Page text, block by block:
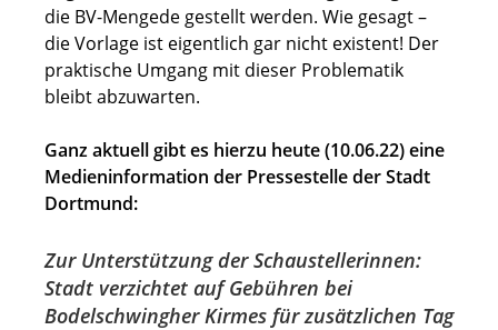
die BV-Mengede gestellt werden. Wie gesagt –
die Vorlage ist eigentlich gar nicht existent! Der
praktische Umgang mit dieser Problematik
bleibt abzuwarten.
Ganz aktuell gibt es hierzu heute (10.06.22) eine
Medieninformation der Pressestelle der Stadt
Dortmund:
Zur Unterstützung der Schaustellerinnen:
Stadt verzichtet auf Gebühren bei
Bodelschwingher Kirmes für zusätzlichen Tag